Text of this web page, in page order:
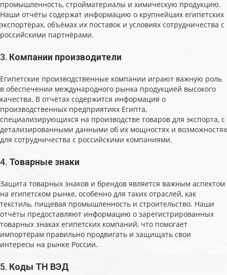
промышленность, стройматериалы и химическую продукцию.
Наши отчёты содержат информацию о крупнейших египетских
экспортёрах, объёмах их поставок и условиях сотрудничества с
российскими партнёрами.
3. Компании производители
Египетские производственные компании играют важную роль
в обеспечении международного рынка продукцией высокого
качества. В отчётах содержится информация о
производственных предприятиях Египта,
специализирующихся на производстве товаров для экспорта, с
детализированными данными об их мощностях и возможностях
для сотрудничества с российскими компаниями.
4. Товарные знаки
Защита товарных знаков и брендов является важным аспектом
на египетском рынке, особенно для таких отраслей, как
текстиль, пищевая промышленность и строительство. Наши
отчёты предоставляют информацию о зарегистрированных
товарных знаках египетских компаний, что помогает
импортёрам правильно продвигать и защищать свои
интересы на рынке России.
5. Коды ТН ВЭД